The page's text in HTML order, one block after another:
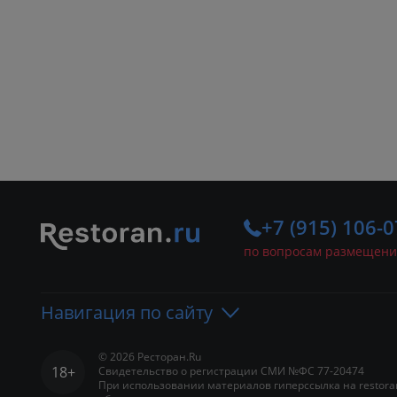
+7 (915) 106-
по вопросам
Навигация по сайту
Портал Рестораны
18+
© 2026 Ресторан.Ru
Свидетельство о регистрации СМИ №ФС 77-20474
При использовании материалов гиперссылка на